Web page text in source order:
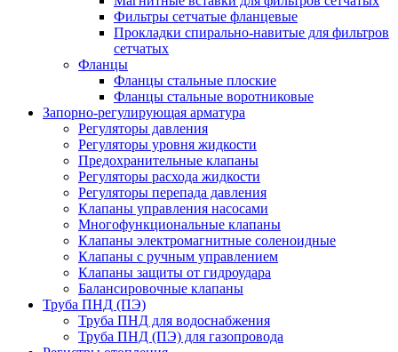
Фильтры сетчатые фланцевые
Прокладки спирально-навитые для фильтров
сетчатых
Фланцы
Фланцы стальные плоские
Фланцы стальные воротниковые
Запорно-регулирующая арматура
Регуляторы давления
Регуляторы уровня жидкости
Предохранительные клапаны
Регуляторы расхода жидкости
Регуляторы перепада давления
Клапаны управления насосами
Многофункциональные клапаны
Клапаны электромагнитные соленоидные
Клапаны с ручным управлением
Клапаны защиты от гидроудара
Балансировочные клапаны
Труба ПНД (ПЭ)
Труба ПНД для водоснабжения
Труба ПНД (ПЭ) для газопровода